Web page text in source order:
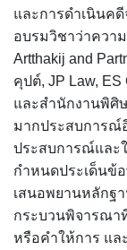
และการดำเนินค
อบรมวิชาว่าควา
Artthakij and
คุปต์, JP Law,
และสำนักงานพิศิ
มากประสบการณ์
ประสบการณ์และ
กำหนดประเด็นข้
เสนอพยานหลักฐ
กระบวนพิจารณา
หรือคำให้การ แ